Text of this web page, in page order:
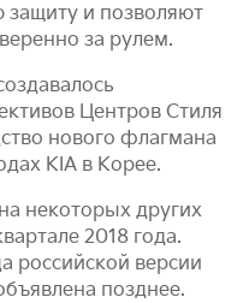
и позволяют
за рулем.
Центров Стиля
нового флагмана
KIA в Корее.
некоторых других
2018 года.
российской версии
позднее.